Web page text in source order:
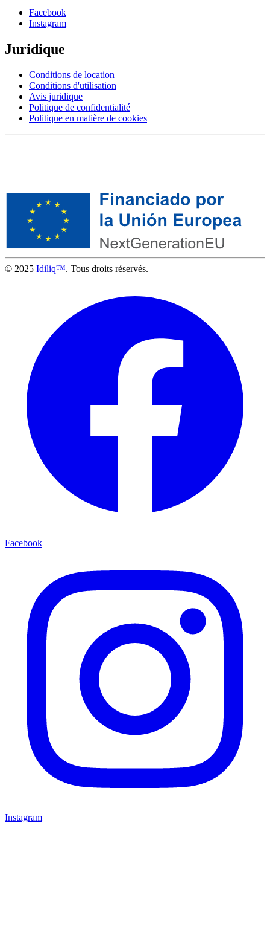
Facebook
Instagram
Juridique
Conditions de location
Conditions d'utilisation
Avis juridique
Politique de confidentialité
Politique en matière de cookies
© 2025 Idiliq™. Tous droits réservés.
Facebook
Instagram